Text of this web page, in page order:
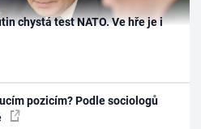
chystá test NATO. Ve hře je i
pozicím? Podle sociologů